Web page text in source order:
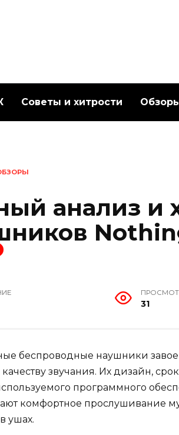
Советы и хитрости
анализ и
31
беспроводные наушники
качеству звучания. Их дизайн,
программного
комфортное прослушивание
ушах.